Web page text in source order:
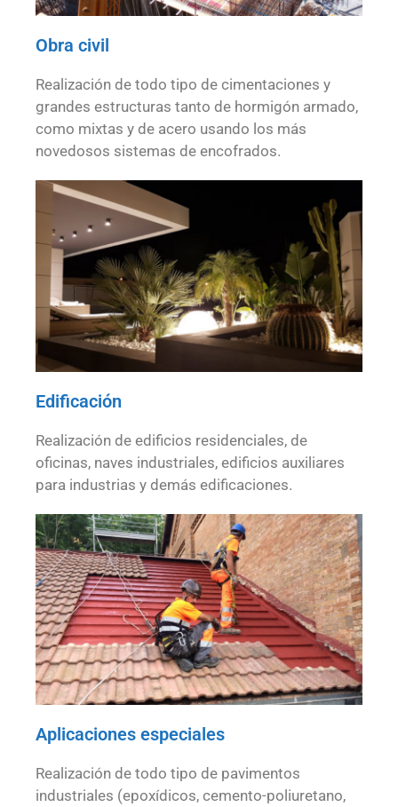
Obra civil
Realización de todo tipo de cimentaciones y
grandes estructuras tanto de hormigón armado,
como mixtas y de acero usando los más
novedosos sistemas de encofrados.
Edificación
Realización de edificios residenciales, de
oficinas, naves industriales, edificios auxiliares
para industrias y demás edificaciones.
Aplicaciones especiales
Realización de todo tipo de pavimentos
industriales (epoxídicos, cemento-poliuretano,